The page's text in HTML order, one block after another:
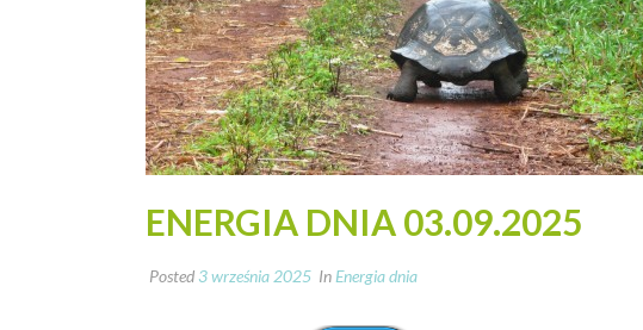
ENERGIA DNIA 03.09.2025
Posted 3 września 2025 In Energia dnia